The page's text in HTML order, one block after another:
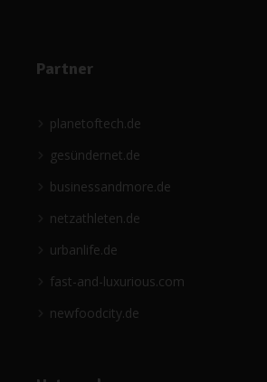
Partner
planetoftech.de
gesündernet.de
businessandmore.de
netzathleten.de
urbanlife.de
fast-and-luxurious.com
newfoodcity.de